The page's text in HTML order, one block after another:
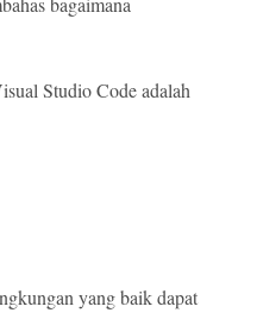
Studio Code adalah
yang baik dapat